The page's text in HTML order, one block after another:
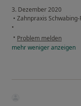
3. Dezember 2020
• Zahnpraxis
•
• Problem melden
mehrwenigeranzeigen